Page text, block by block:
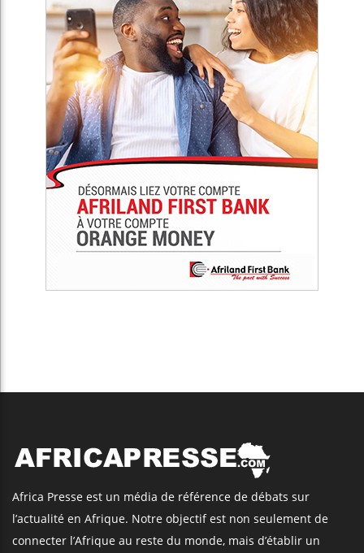
Africa Presse est un média de référence de débats sur
l’actualité en Afrique. Notre objectif est non seulement de
connecter l’Afrique au reste du monde, mais d’établir un